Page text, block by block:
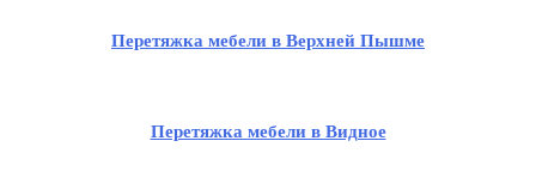
Перетяжка мебели в Верхней Пышме
Перетяжка мебели в Видное